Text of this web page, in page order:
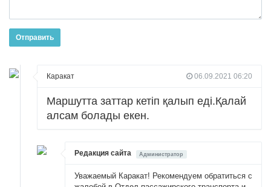
Отправить
Каракат 06.09.2021 06:20
Маршутта заттар кетіп қалып еді.Қалай
алсам болады екен.
Редакция сайта Администратор
Уважаемый Каракат! Рекомендуем обратиться с